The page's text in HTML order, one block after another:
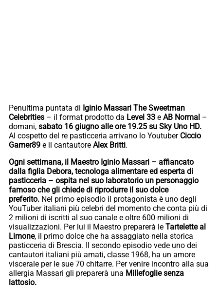
Penultima puntata di Iginio Massari The Sweetman
Celebrities – il format prodotto da Level 33 e AB Normal –
domani, sabato 16 giugno alle ore 19.25 su Sky Uno HD.
Al cospetto del re pasticceria arrivano lo YoutuberCiccio
Gamer89 e il cantautore Alex Britti.
Ogni settimana, il Maestro Iginio Massari – affiancato
dalla figlia Debora, tecnologa alimentare ed esperta di
pasticceria – ospita nel suo laboratorio un personaggio
famoso che gli chiede di riprodurre il suo dolce
preferito. Nel primo episodio il protagonista è uno degli
YouTuber italiani più celebri del momento che conta più di
2 milioni di iscritti al suo canale e oltre 600 milioni di
visualizzazioni. Per lui il Maestro preparerà le Tartelette al
Limone, il primo dolce che ha assaggiato nella storica
pasticceria di Brescia. Il secondo episodio vede uno dei
cantautori italiani più amati, classe 1968, ha un amore
viscerale per le sue 70 chitarre. Per venire incontro alla sua
allergia Massari gli preparerà una Millefoglie senza
lattosio.